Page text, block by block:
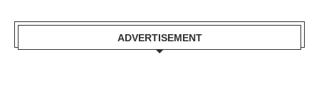
ADVERTISEMENT